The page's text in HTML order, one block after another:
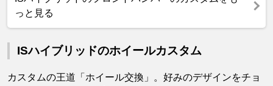
っと見る
ISハイブリッドのホイールカスタム
カスタムの王道「ホイール交換」。好みのデザインをチョ